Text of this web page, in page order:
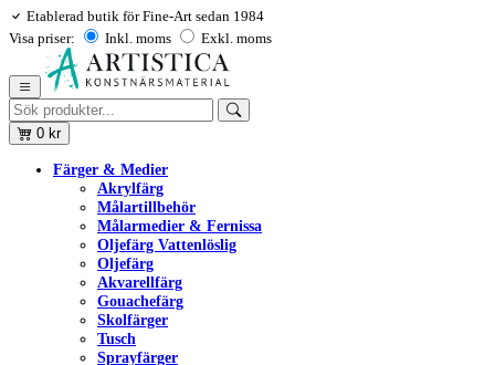
Etablerad butik för Fine-Art sedan 1984
Visa priser:
Inkl. moms Exkl. moms
0 kr
Färger & Medier
Akrylfärg
Målartillbehör
Målarmedier & Fernissa
Oljefärg Vattenlöslig
Oljefärg
Akvarellfärg
Gouachefärg
Skolfärger
Tusch
Sprayfärger